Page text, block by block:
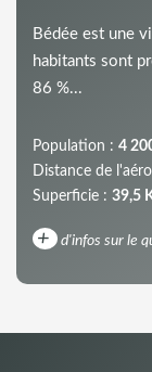
Bédée est une
habitants sont
86 %...
Population : 4
Distance de
Superficie : 39,5
+ d'infos sur le